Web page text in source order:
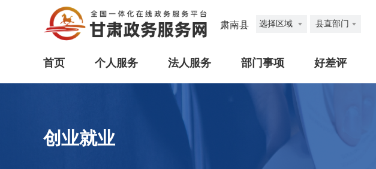
肃南县 选择区域 县直部门
首页 个人服务 法人服务 部门事项 好差评
创业就业